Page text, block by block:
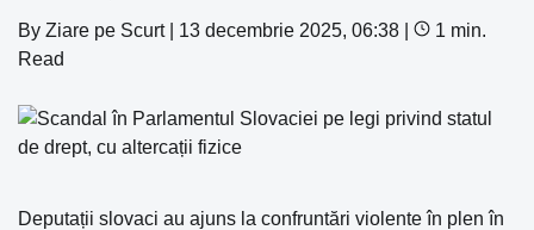
By Ziare pe Scurt 13 decembrie 2025, 06:38
1 min.
Read
Deputații slovaci au ajuns la confruntări violente în plen în